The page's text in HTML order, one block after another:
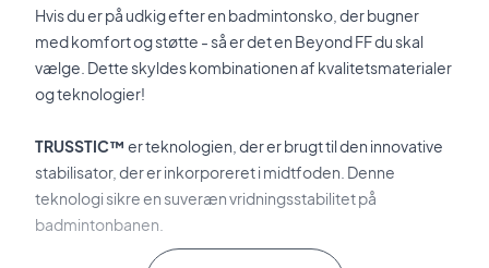
Hvis du er på udkig efter en badmintonsko, der bugner
med komfort og støtte - så er det en Beyond FF du skal
vælge. Dette skyldeskombinationenaf kvalitetsmaterialer
og teknologier!
TRUSSTIC™ er teknologien, der er brugt til den innovative
stabilisator, der er inkorporeret i midtfoden. Denne
teknologi sikre en suveræn vridningsstabilitet på
badmintonbanen.